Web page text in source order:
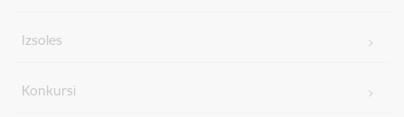
Izsoles
Konkursi